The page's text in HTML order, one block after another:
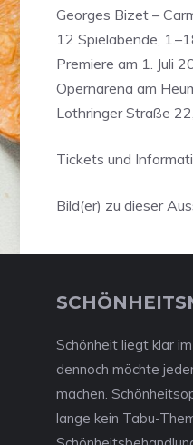
Georges Bizet –
12 Spielabende,
Premiere am 1. Juli
Opernarena am
Lothringer Straße
Tickets und
Bild(er) zu dieser
Schönheit liegt klar
dennoch möchte
machen.
lange kein Tabu-